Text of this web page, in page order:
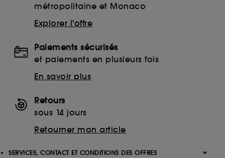
métropolitaine et Monaco
Explorer l'offre
Paiements sécurisés
et paiements en plusieurs fois
En savoir plus
Retours
sous 14 jours
Retourner mon article
SERVICES, CONTACT ET CONDITIONS DES OFFRES